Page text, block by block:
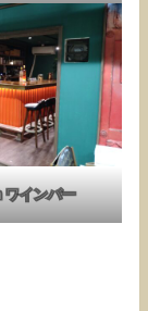
ワインバー